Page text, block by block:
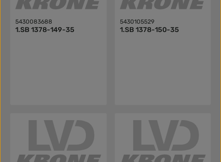
5430083688
1.SB 1378-149-35
5430105529
1.SB 1378-150-35